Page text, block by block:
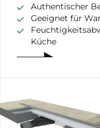
Authentischer
Geeignet für
Küche